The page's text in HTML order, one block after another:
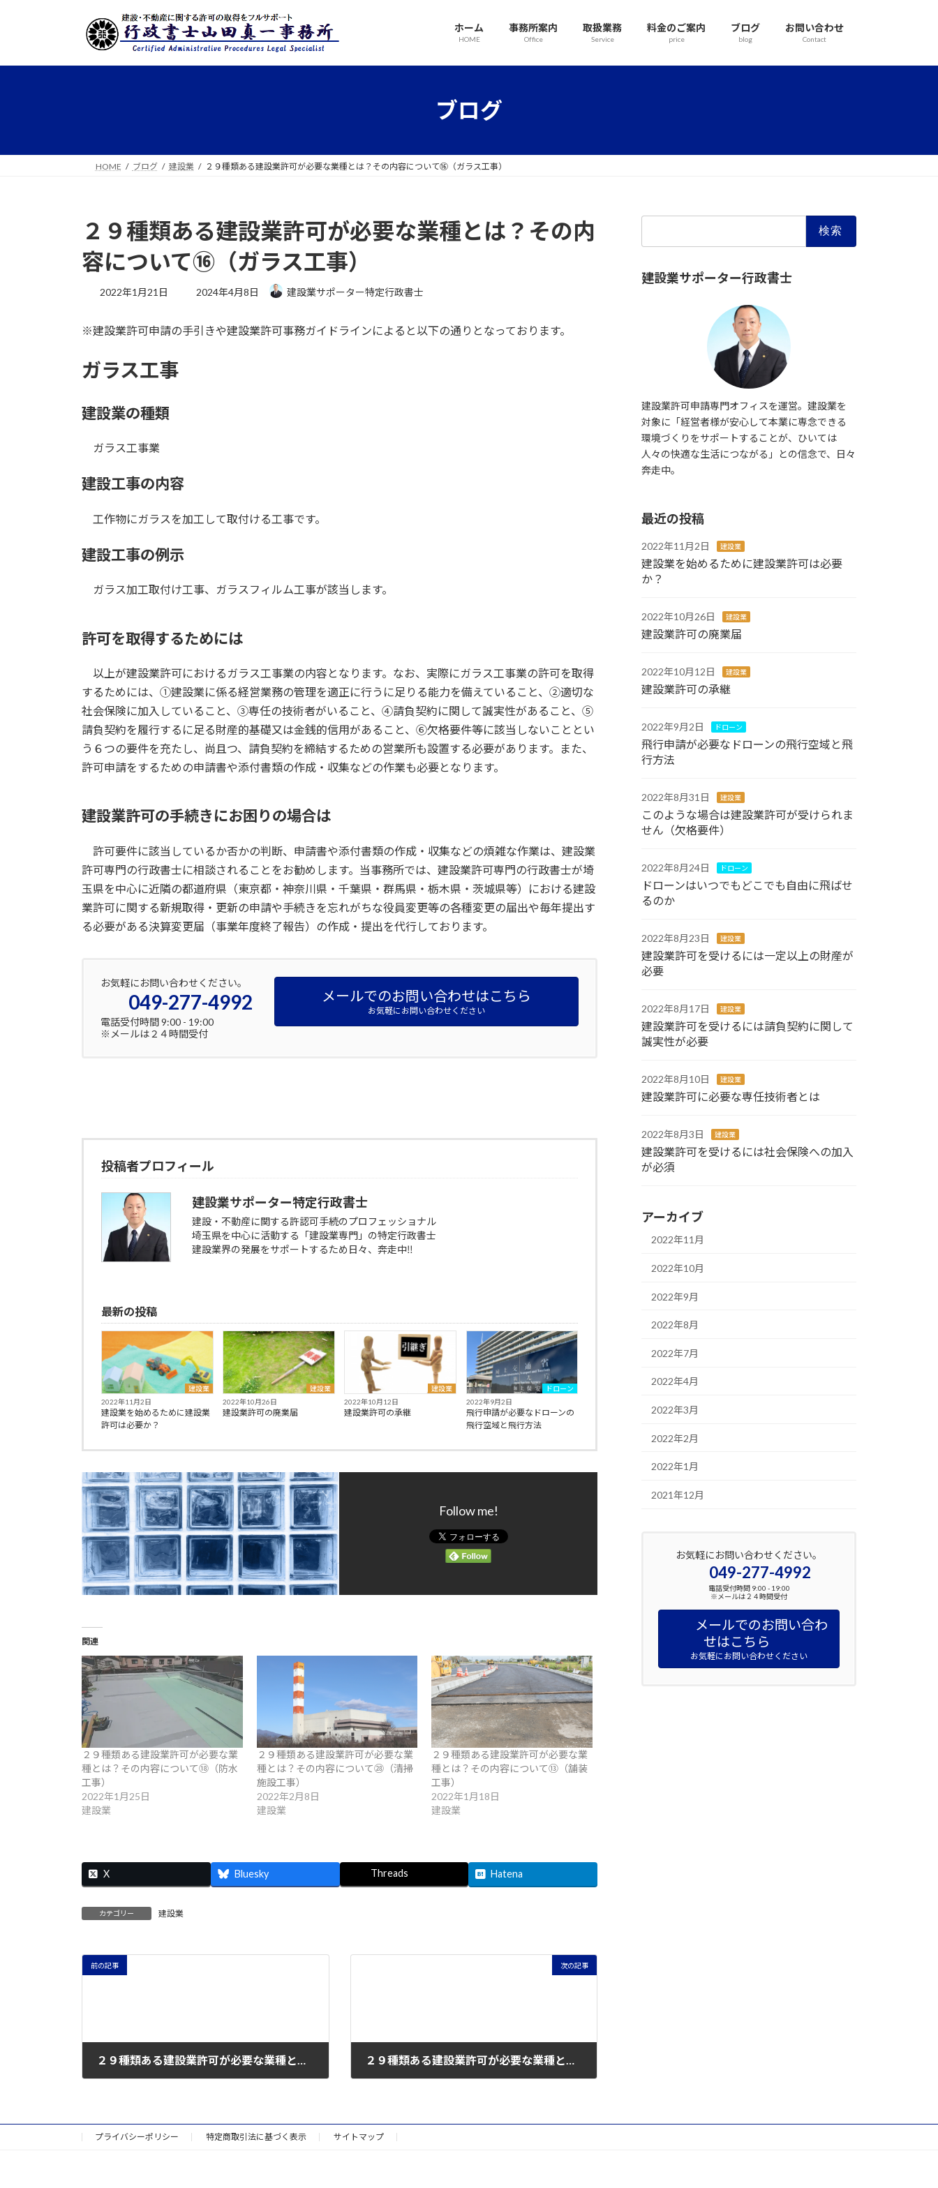
プ
動
ホーム
HOME
事務所案内
Office
取扱業務
Service
料金のご案内
price
ブログ
blog
お問い合わせ
Contact
ブログ
HOME ブログ 建設業 ２９種類ある建設業許可が必要な業種とは？その内容について⑯（ガラス工事）
２９種類ある建設業許可が必要な業種とは？その内
容について⑯（ガラス工事）
2022年1月21日
最
新
2024年4月8日 建設業サポーター特定行政書士
※建設業許可申請の手引きや建設業許可事務ガイドラインによると以下の通りとなっております。
ガラス工事
建設業の種類
ガラス工事業
建設工事の内容
工作物にガラスを加工して取付ける工事です。
建設工事の例示
ガラス加工取付け工事、ガラスフィルム工事が該当します。
許可を取得するためには
以上が建設業許可におけるガラス工事業の内容となります。なお、実際にガラス工事業の許可を取得
するためには、➀建設業に係る経営業務の管理を適正に行うに足りる能力を備えていること、➁適切な
社会保険に加入していること、③専任の技術者がいること、➃請負契約に関して誠実性があること、➄
請負契約を履行するに足る財産的基礎又は金銭的信用があること、➅欠格要件等に該当しないこととい
う６つの要件を充たし、尚且つ、請負契約を締結するための営業所も設置する必要があります。また、
許可申請をするための申請書や添付書類の作成・収集などの作業も必要となります。
建設業許可の手続きにお困りの場合は
許可要件に該当しているか否かの判断、申請書や添付書類の作成・収集などの煩雑な作業は、建設業
許可専門の行政書士に相談されることをお勧めします。当事務所では、建設業許可専門の行政書士が埼
玉県を中心に近隣の都道府県（東京都・神奈川県・千葉県・群馬県・栃木県・茨城県等）における建設
業許可に関する新規取得・更新の申請や手続きを忘れがちな役員変更等の各種変更の届出や毎年提出す
る必要がある決算変更届（事業年度終了報告）の作成・提出を代行しております。
お気軽にお問い合わせください。
049-277-4992
電話受付時間 9:00 - 19:00
※メールは２４時間受付
メールでのお問い合わせはこちら
お気軽にお問い合わせください
投稿者プロフィール
建設業サポーター特定行政書士
建設・不動産に関する許認可手続のプロフェッショナル
埼玉県を中心に活動する「建設業専門」の特定行政書士
建設業界の発展をサポートするため日々、奔走中‼
最新の投稿
建設業
2022年11月2日
建設業を始めるために建設業
許可は必要か？
建設業
2022年10月26日
建設業許可の廃業届
建設業
2022年10月12日
建設業許可の承継
ドローン
2022年9月2日
飛行申請が必要なドローンの
飛行空域と飛行方法
Follow me!
関連
２９種類ある建設業許可が必要な業
種とは？その内容について⑱（防水
工事）
2022年1月25日
建設業
２９種類ある建設業許可が必要な業
種とは？その内容について㉘（清掃
施設工事）
2022年2月8日
建設業
２９種類ある建設業許可が必要な業
種とは？その内容について⑬（舗装
工事）
2022年1月18日
建設業
X Bluesky Threads Hatena
カテゴリー 建設業
前の記事 次の記事
建設業サポーター行政書士
建設業許可申請専門オフィスを運営。建設業を
対象に「経営者様が安心して本業に専念できる
環境づくりをサポートすることが、ひいては
人々の快適な生活につながる」との信念で、日々
奔走中。
最近の投稿
2022年11月2日 建設業
建設業を始めるために建設業許可は必要
か？
2022年10月26日 建設業
建設業許可の廃業届
2022年10月12日 建設業
建設業許可の承継
2022年9月2日 ドローン
飛行申請が必要なドローンの飛行空域と飛
行方法
2022年8月31日 建設業
このような場合は建設業許可が受けられま
せん（欠格要件）
2022年8月24日 ドローン
ドローンはいつでもどこでも自由に飛ばせ
るのか
2022年8月23日 建設業
建設業許可を受けるには一定以上の財産が
必要
2022年8月17日 建設業
建設業許可を受けるには請負契約に関して
誠実性が必要
2022年8月10日 建設業
建設業許可に必要な専任技術者とは
2022年8月3日 建設業
建設業許可を受けるには社会保険への加入
が必須
アーカイブ
2022年11月
2022年10月
2022年9月
2022年8月
2022年7月
2022年4月
2022年3月
2022年2月
2022年1月
2021年12月
お気軽にお問い合わせください。
049-277-4992
電話受付時間 9:00 - 19:00
※メールは２４時間受付
メールでのお問い合わ
せはこちら
お気軽にお問い合わせください
プライバシーポリシー 特定商取引法に基づく表示 サイトマップ